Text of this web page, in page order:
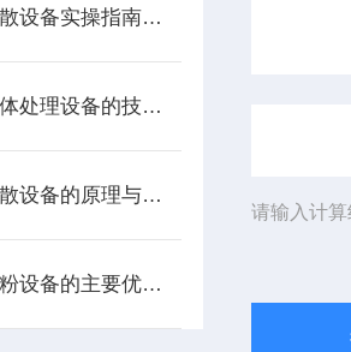
超声波液体分散设备实操指南：细节把控与工艺优化
揭秘超声波液体处理设备的技术奥秘
超声波液体分散设备的原理与应用解析
超声波金属制粉设备的主要优势体现在哪些方面
请输入计